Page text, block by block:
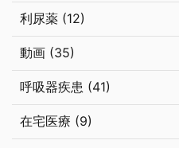
利尿薬 (12)
動画 (35)
呼吸器疾患 (41)
在宅医療 (9)